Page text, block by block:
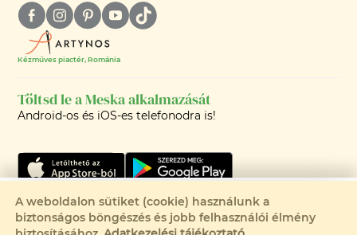
Csak 1 elérhető
Eladva
Kézműves piactér, Románia
Töltsd le a Meska alkalmazását
Android-os és iOS-es telefonodra is!
©2008-2026 - MESKA.HU -
A weboldalon sütiket (cookie) használunk a
biztonságos böngészés és jobb felhasználói élmény